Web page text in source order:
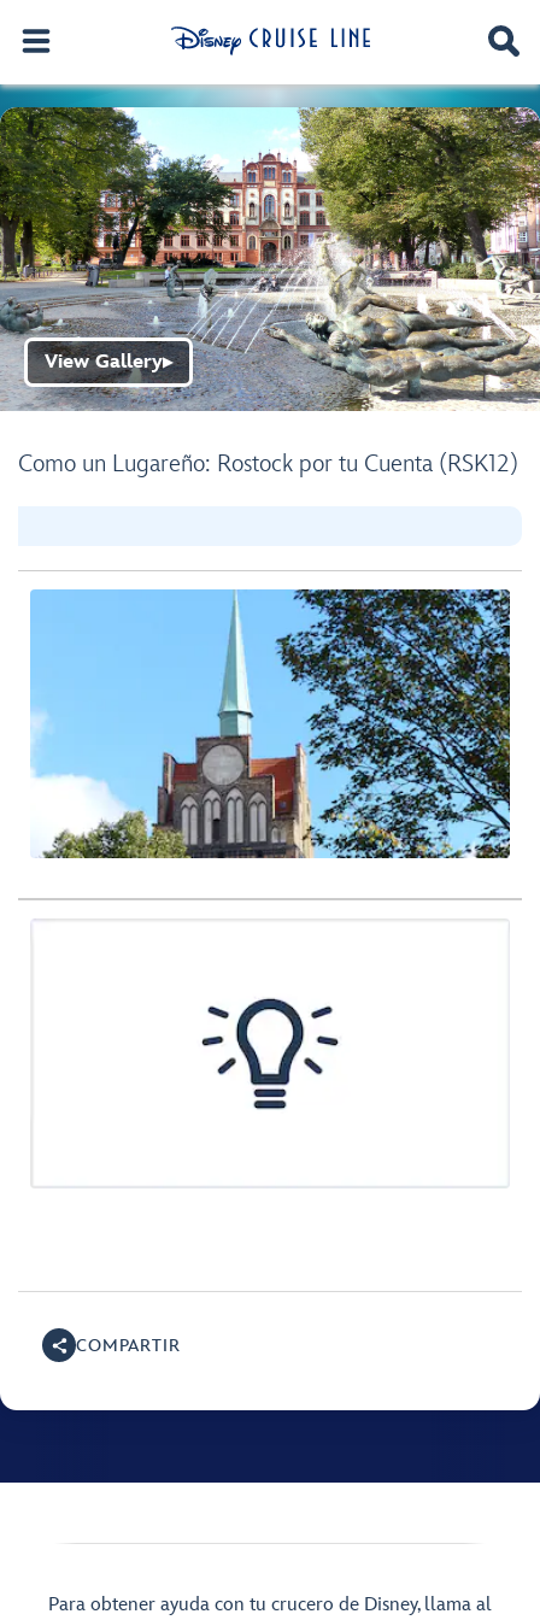
Como un Lugareño: Rostock por tu Cuenta (RSK12)
View Gallery▶
COMPARTIR
Para obtener ayuda con tu crucero de Disney, llama al